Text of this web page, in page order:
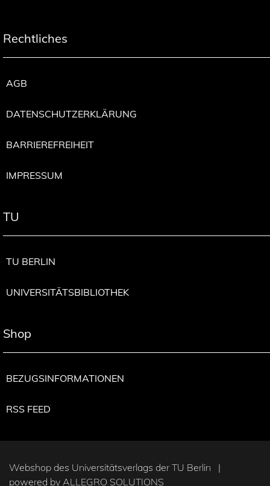
Rechtliches
AGB
DATENSCHUTZERKLÄRUNG
BARRIEREFREIHEIT
IMPRESSUM
TU
TU BERLIN
UNIVERSITÄTSBIBLIOTHEK
Shop
BEZUGSINFORMATIONEN
RSS FEED
Webshop des Universitätsverlags der TU Berlin |
powered by ALLEGRO SOLUTIONS